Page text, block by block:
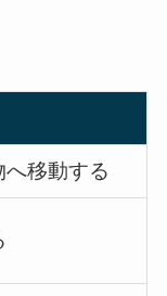
移動する